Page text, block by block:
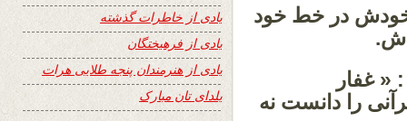
خودش در خط خود
غفار
را دانست نه
یادی از خاطرات گذشته
یادی از فرهیختگان
یادی از هنرمندان پنجه طلایی هرات
یلدای تان مبارک